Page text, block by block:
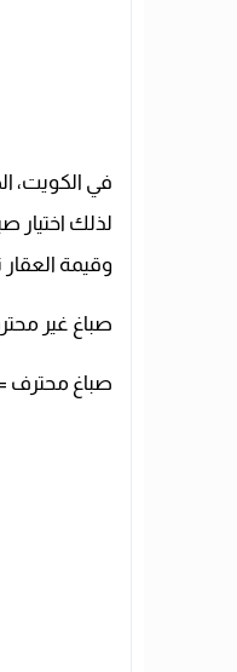
في الكويت،
لذلك
وقيمة
صباغ غير
صباغ محترف